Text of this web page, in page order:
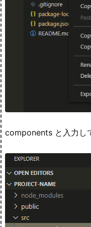
components と入力し